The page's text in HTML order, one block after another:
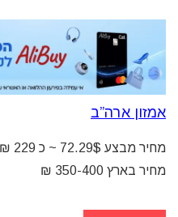
אמזון ארה”ב
מחיר מבצע 72.29$ ~ כ 229 ₪ בלבד ומשלוח חינם
מחיר בארץ 350-400 ₪